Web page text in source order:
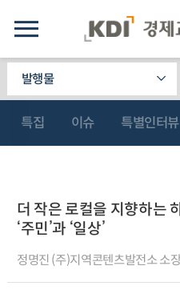
발행물
특집 이슈 특별인터뷰
더 작은 로컬을 지향하는
‘주민’과 ‘일상’
정명진 (주)지역콘텐츠발전소 소